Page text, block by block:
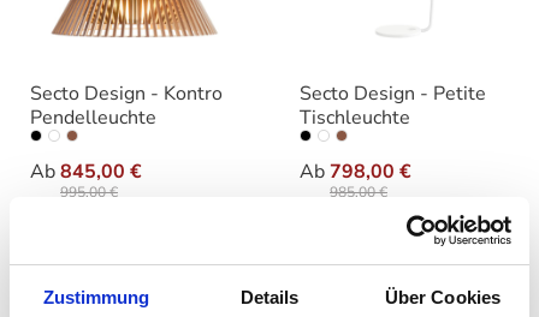
Zustimmung Details Über Cookies
Secto Design - Kontro
Pendelleuchte
Ab845,00 €
995,00 €
Farbe
Secto Design - Petite
Tischleuchte
Ab798,00 €
985,00 €
Farbe